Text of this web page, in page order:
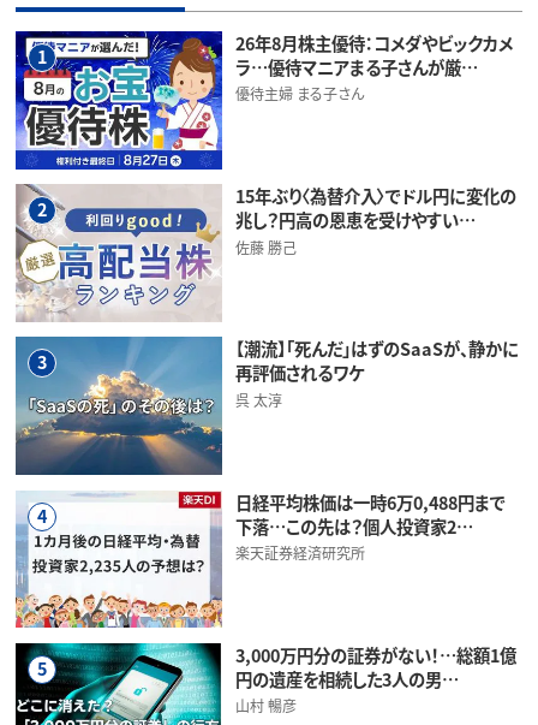
1
26年8月株主優待：コメダやビックカメ
ラ…優待マニアまる子さんが厳…
優待主婦 まる子さん
2
15年ぶり〈為替介入〉でドル円に変化の
兆し？円高の恩恵を受けやすい…
佐藤 勝己
3
【潮流】「死んだ」はずのSaaSが、静かに
再評価されるワケ
呉 太淳
4
日経平均株価は一時6万0,488円まで
下落…この先は？個人投資家2…
楽天証券経済研究所
5
3,000万円分の証券がない！…総額1億
円の遺産を相続した3人の男…
山村 暢彦